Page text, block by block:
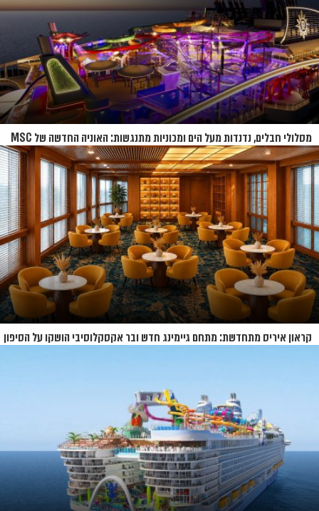
מסלולי חבלים, נדנדות מעל הים ומכוניות מתנגשות: האוניה החדשה של MSC
נחשפת
קראון איריס מתחדשת: מתחם גיימינג חדש ובר אקסקלוסיבי הושקו על הסיפון